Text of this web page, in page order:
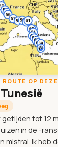
ROUTE OP
Tunesië
tot 12
in de
mistral. Ik heb